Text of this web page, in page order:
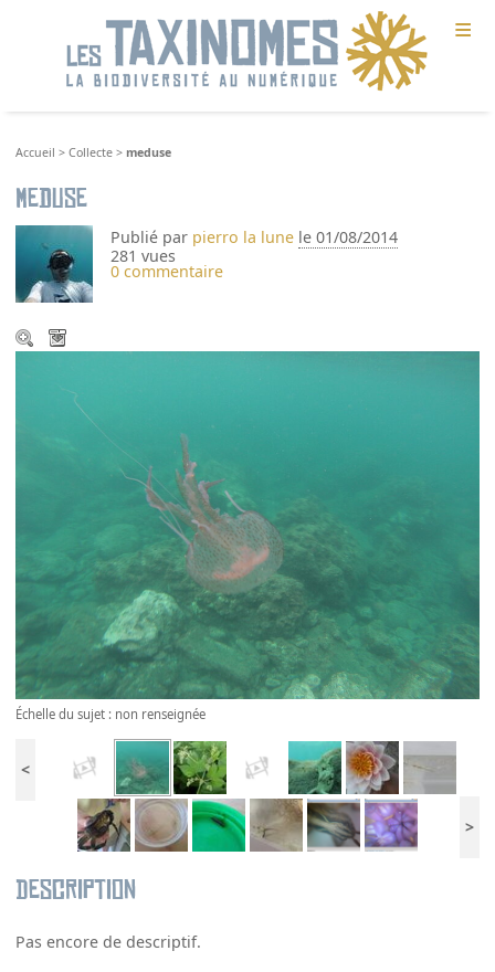
≡
Accueil >Collecte >meduse
meduse
Publié par pierro la lune le 01/08/2014
281 vues
0 commentaire
Échelle du sujet : non renseignée
<
>
Description
Pas encore de descriptif.